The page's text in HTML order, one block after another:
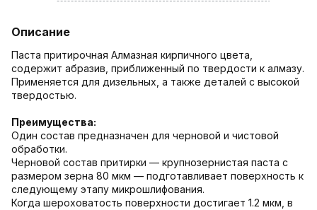
Описание
Паста притирочная Алмазная кирпичного цвета,
содержит абразив, приближенный по твердости к алмазу.
Применяется для дизельных, а также деталей с высокой
твердостью.
Преимущества:
Один состав предназначен для черновой и чистовой
обработки.
Черновой состав притирки — крупнозернистая паста с
размером зерна 80 мкм — подготавливает поверхность к
следующему этапу микрошлифования.
Когда шероховатость поверхности достигает 1.2 мкм, в